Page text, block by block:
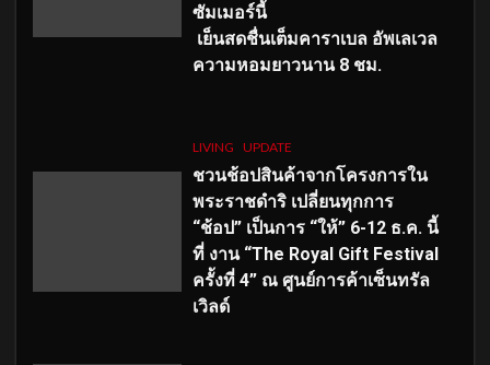
ซัมเมอร์นี้
เย็นสดชื่นเต็มคาราเบล อัพเลเวล
ความหอมยาวนาน 8 ชม.
LIVING UPDATE
ชวนช้อปสินค้าจากโครงการใน
พระราชดำริ เปลี่ยนทุกการ
“ช้อป” เป็นการ “ให้” 6-12 ธ.ค. นี้
ที่ งาน “The Royal Gift Festival
ครั้งที่ 4” ณ ศูนย์การค้าเซ็นทรัล
เวิลด์